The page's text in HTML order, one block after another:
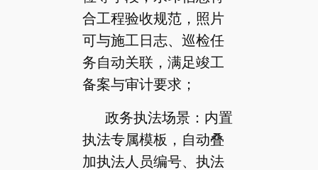
合工程验收规范，照片
可与施工日志、巡检任
务自动关联，满足竣工
备案与审计要求；
政务执法场景：内置
执法专属模板，自动叠
加执法人员编号、执法